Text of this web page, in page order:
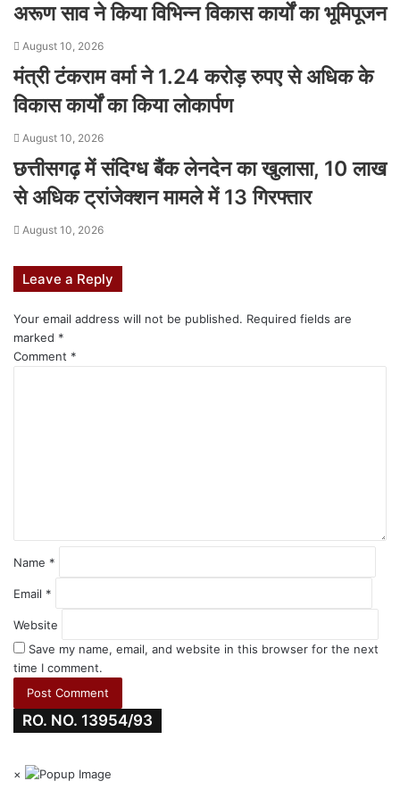
अरूण साव ने किया विभिन्न विकास कार्यों का भूमिपूजन
August 10, 2026
मंत्री टंकराम वर्मा ने 1.24 करोड़ रुपए से अधिक के
विकास कार्यों का किया लोकार्पण
August 10, 2026
छत्तीसगढ़ में संदिग्ध बैंक लेनदेन का खुलासा, 10 लाख
से अधिक ट्रांजेक्शन मामले में 13 गिरफ्तार
August 10, 2026
Leave a Reply
Your email address will not be published. Required fields are
marked *
Comment *
Name *
Email *
Website
Save my name, email, and website in this browser for the next
time I comment.
RO. NO. 13954/93
×